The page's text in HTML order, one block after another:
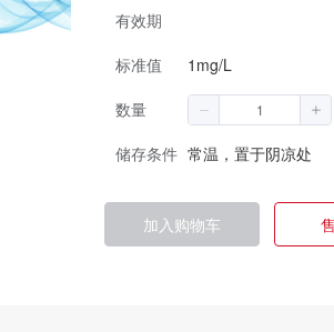
有效期
标准值
1mg/L
数量
储存条件 常温，置于阴凉处
加入购物车